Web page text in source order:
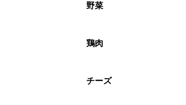
※日持ちは目安です。
野菜
鶏肉
チーズ